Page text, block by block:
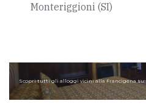
Monteriggioni (SI)
Scopri tutti gli alloggi vicini alla Francigena su: